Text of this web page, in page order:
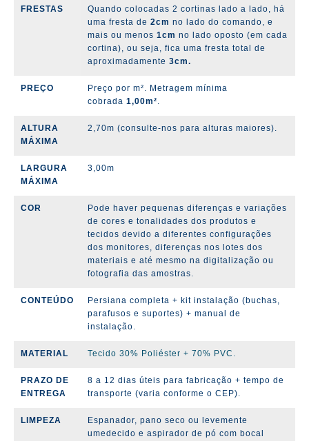
FRESTAS
Quando colocadas 2 cortinas lado a lado, há
uma fresta de 2cm no lado do comando, e
mais ou menos 1cm no lado oposto (em cada
cortina), ou seja, fica uma fresta total de
aproximadamente 3cm.
PREÇO
Preço por m². Metragem mínima
cobrada 1,00m².
ALTURA
MÁXIMA
2,70m (consulte-nos para alturas maiores).
LARGURA
MÁXIMA
3,00m
COR
Pode haver pequenas diferenças e variações
de cores e tonalidades dos produtos e
tecidos devido a diferentes configurações
dos monitores, diferenças nos lotes dos
materiais e até mesmo na digitalização ou
fotografia das amostras.
CONTEÚDO Persiana completa + kit instalação (buchas,
parafusos e suportes) + manual de
instalação.
MATERIAL Tecido 30% Poliéster + 70% PVC.
PRAZO DE
ENTREGA
8 a 12 dias úteis para fabricação + tempo de
transporte (varia conforme o CEP).
LIMPEZA
Espanador, pano seco ou levemente
umedecido e aspirador de pó com bocal